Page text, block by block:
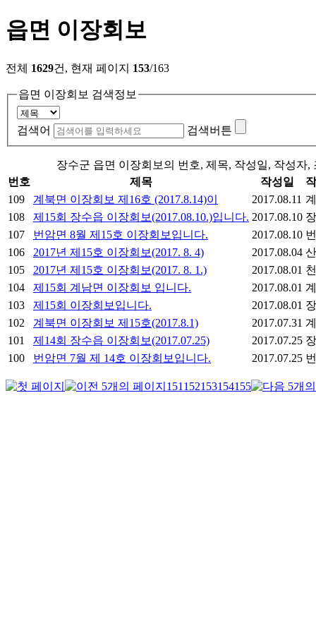
읍면 이장회보
전체 1629건, 현재 페이지 153/163
읍면 이장회보 검색정보
검색어 검색버튼
장수군 읍면 이장회보의 번호, 제목, 작성일, 작성자,
번호
제목 작성일
109
계북면 이장회보 제16호 (2017.8.14)이 2017.08.11
108
제15회 장수읍 이장회보(2017.08.10.)입니다. 2017.08.10
107
번암면 8월 제15호 이장회보입니다. 2017.08.10
106
2017년 제15호 이장회보(2017. 8. 4) 2017.08.04
105
2017년 제15호 이장회보(2017. 8. 1.) 2017.08.01
104
제15회 계남면 이장회보 입니다. 2017.08.01
103
제15회 이장회보입니다. 2017.08.01
102
계북면 이장회보 제15호(2017.8.1) 2017.07.31
101
제14회 장수읍 이장회보(2017.07.25) 2017.07.25
100
번암면 7월 제 14호 이장회보입니다. 2017.07.25
151152153154155